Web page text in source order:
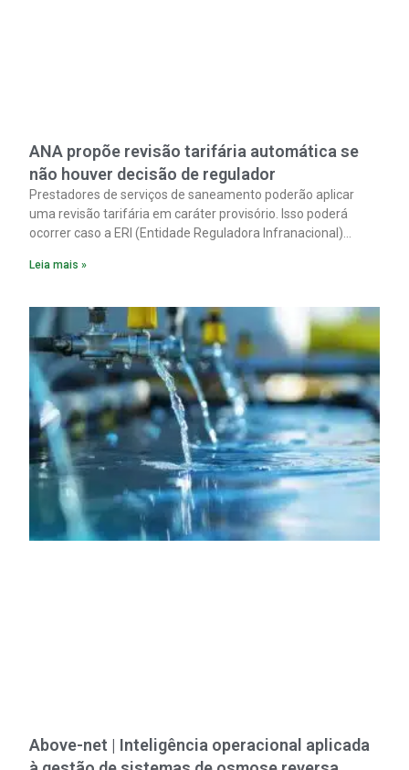
ANA propõe revisão tarifária automática se
não houver decisão de regulador
Prestadores de serviços de saneamento poderão aplicar
uma revisão tarifária em caráter provisório. Isso poderá
ocorrer caso a ERI (Entidade Reguladora Infranacional)
de reequilíbrio econômico-financeiro decorrente de
Leia mais »
Above-net | Inteligência operacional aplicada